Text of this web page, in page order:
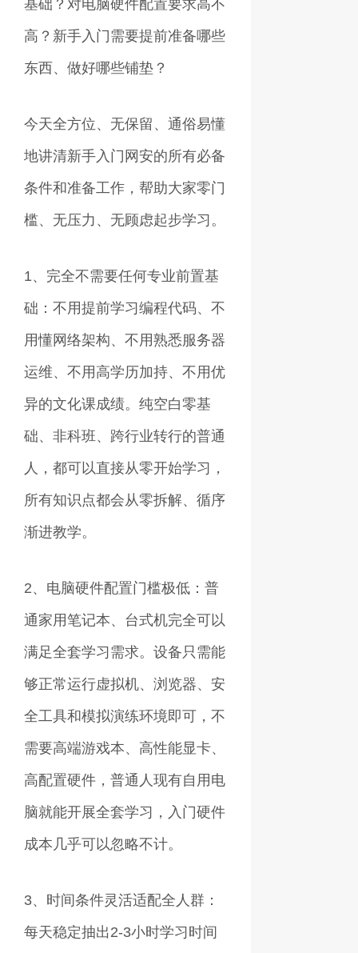
基础？对电脑硬件配置要求高不
高？新手入门需要提前准备哪些
东西、做好哪些铺垫？
今天全方位、无保留、通俗易懂
地讲清新手入门网安的所有必备
条件和准备工作，帮助大家零门
槛、无压力、无顾虑起步学习。
1、完全不需要任何专业前置基
础：不用提前学习编程代码、不
用懂网络架构、不用熟悉服务器
运维、不用高学历加持、不用优
异的文化课成绩。纯空白零基
础、非科班、跨行业转行的普通
人，都可以直接从零开始学习，
所有知识点都会从零拆解、循序
渐进教学。
2、电脑硬件配置门槛极低：普
通家用笔记本、台式机完全可以
满足全套学习需求。设备只需能
够正常运行虚拟机、浏览器、安
全工具和模拟演练环境即可，不
需要高端游戏本、高性能显卡、
高配置硬件，普通人现有自用电
脑就能开展全套学习，入门硬件
成本几乎可以忽略不计。
3、时间条件灵活适配全人群：
每天稳定抽出2-3小时学习时间